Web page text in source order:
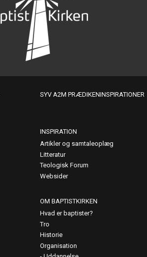
SYV A2M PRÆDIKENINSPIRATIONER
INSPIRATION
Artikler og samtaleoplæg
Litteratur
Teologisk Forum
Websider
OM BAPTISTKIRKEN
Hvad er baptister?
Tro
Historie
Organisation